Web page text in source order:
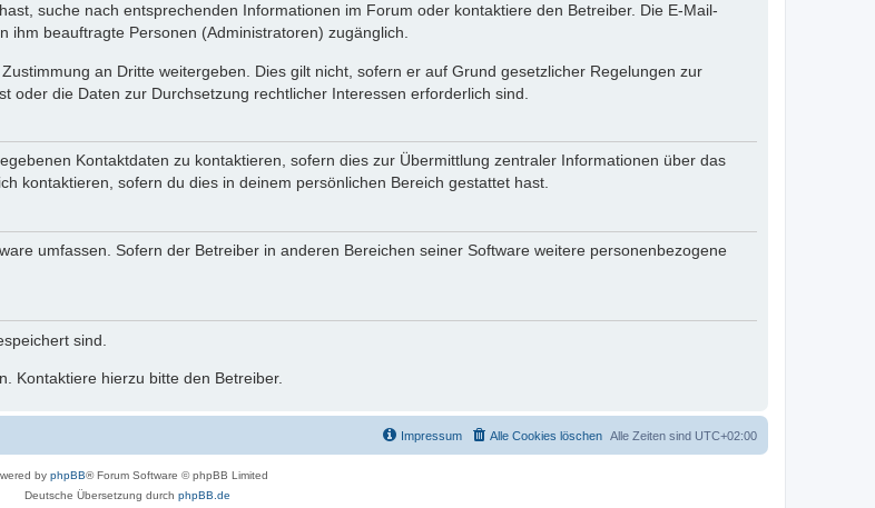
suche nach entsprechenden Informationen im Forum oder kontaktiere den Betreiber. Die E-Mail-
beauftragte Personen (Administratoren) zugänglich.
an Dritte weitergeben. Dies gilt nicht, sofern er auf Grund gesetzlicher Regelungen zur
die Daten zur Durchsetzung rechtlicher Interessen erforderlich sind.
Kontaktdaten zu kontaktieren, sofern dies zur Übermittlung zentraler Informationen über das
kontaktieren, sofern du dies in deinem persönlichen Bereich gestattet hast.
umfassen. Sofern der Betreiber in anderen Bereichen seiner Software weitere personenbezogene
sind.
Kontaktiere hierzu bitte den Betreiber.
Alle Zeiten sind UTC+02:00
Alle Cookies löschen
Impressum
by phpBB® Forum Software © phpBB Limited
Deutsche Übersetzung durch phpBB.de